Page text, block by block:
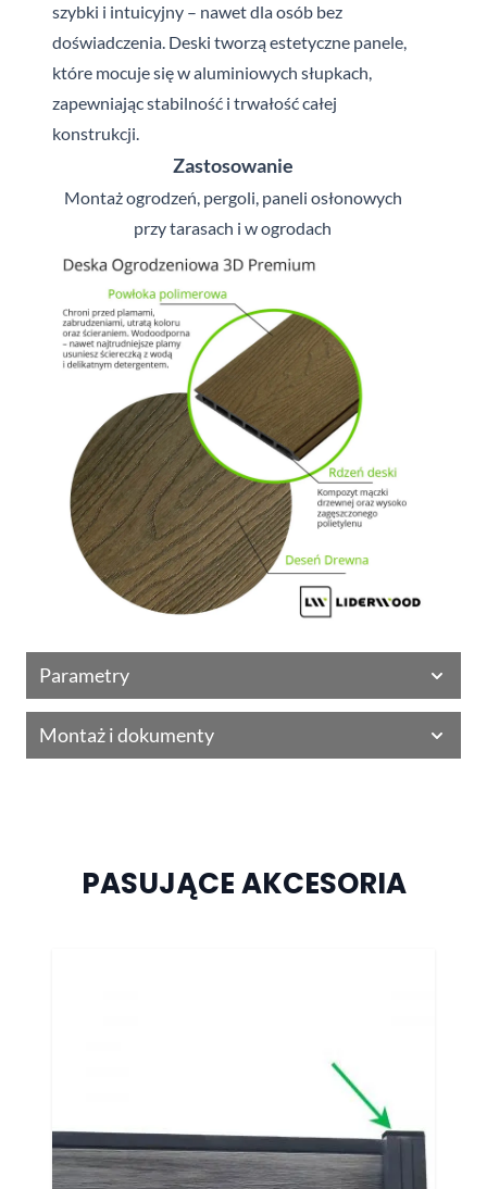
szybki i intuicyjny – nawet dla osób bez
doświadczenia. Deski tworzą estetyczne panele,
które mocuje się waluminiowych słupkach,
zapewniając stabilność i trwałość całej
konstrukcji.
Zastosowanie
Montaż ogrodzeń, pergoli, paneli osłonowych
przy tarasach i w ogrodach
Parametry
Montaż i dokumenty
PASUJĄCE AKCESORIA